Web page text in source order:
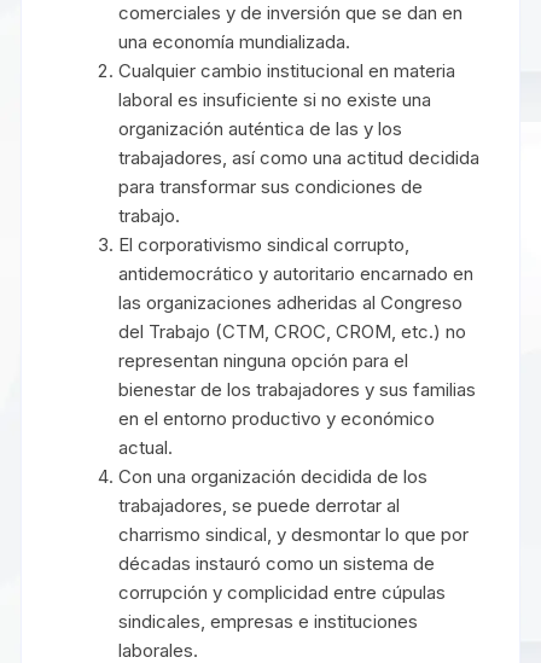
comerciales y de inversión que se dan en
una economía mundializada.
Cualquier cambio institucional en materia
laboral es insuficiente si no existe una
organización auténtica de las y los
trabajadores, así como una actitud decidida
para transformar sus condiciones de
trabajo.
El corporativismo sindical corrupto,
antidemocrático y autoritario encarnado en
las organizaciones adheridas al Congreso
del Trabajo (CTM, CROC, CROM, etc.) no
representan ninguna opción para el
bienestar de los trabajadores y sus familias
en el entorno productivo y económico
actual.
Con una organización decidida de los
trabajadores, se puede derrotar al
charrismo sindical, y desmontar lo que por
décadas instauró como un sistema de
corrupción y complicidad entre cúpulas
sindicales, empresas e instituciones
laborales.